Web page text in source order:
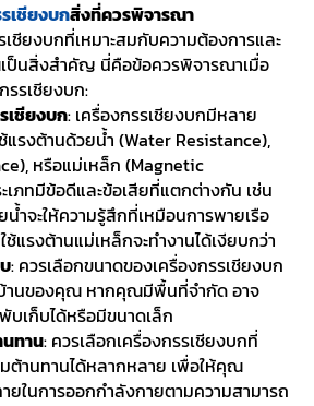
เชียงบกสิ่งที่ควรพิจารณา
เชียงบกที่เหมาะสมกับความต้องการและ
ป็นสิ่งสำคัญ นี่คือข้อควรพิจารณาเมื่อ
รเชียงบก:
เชียงบก: เครื่องกรรเชียงบกมีหลาย
แรงต้านด้วยน้ำ (Water Resistance),
หรือแม่เหล็ก (Magnetic
เภทมีข้อดีและข้อเสียที่แตกต่างกัน เช่น
น้ำจะให้ความรู้สึกที่เหมือนการพายเรือ
แรงต้านแม่เหล็กจะทำงานได้เงียบกว่า
: ควรเลือกขนาดของเครื่องกรรเชียงบก
านของคุณ หากคุณมีพื้นที่จำกัด อาจ
บเก็บได้หรือมีขนาดเล็ก
นทาน: ควรเลือกเครื่องกรรเชียงบกที่
ต้านทานได้หลากหลาย เพื่อให้คุณ
ยในการออกกำลังกายตามความสามารถ